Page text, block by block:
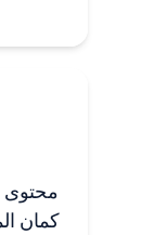
محتوى
كمان